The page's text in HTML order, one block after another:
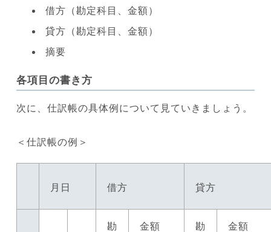
借方（勘定科目、金額）
貸方（勘定科目、金額）
摘要
各項目の書き方
次に、仕訳帳の具体例について見ていきましょう。
＜仕訳帳の例＞
月日 借方 貸方
勘
金額
勘
金額